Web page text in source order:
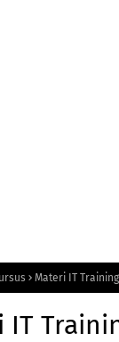
Materi IT
IT